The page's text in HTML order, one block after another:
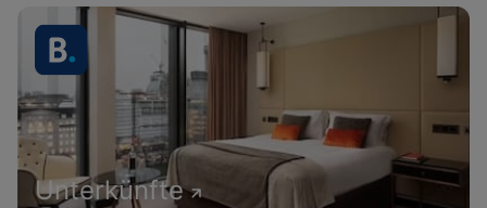
Unterkünfte